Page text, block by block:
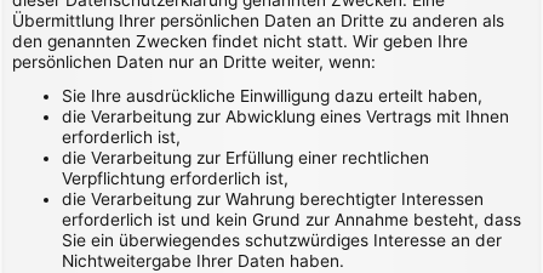
Übermittlung Ihrer persönlichen Daten an Dritte zu anderen als
den genannten Zwecken findet nicht statt. Wir geben Ihre
persönlichen Daten nur an Dritte weiter, wenn:
Sie Ihre ausdrückliche Einwilligung dazu erteilt haben,
die Verarbeitung zur Abwicklung eines Vertrags mit Ihnen
erforderlich ist,
die Verarbeitung zur Erfüllung einer rechtlichen
Verpflichtung erforderlich ist,
die Verarbeitung zur Wahrung berechtigter Interessen
erforderlich ist und kein Grund zur Annahme besteht, dass
Sie ein überwiegendes schutzwürdiges Interesse an der
Nichtweitergabe Ihrer Daten haben.